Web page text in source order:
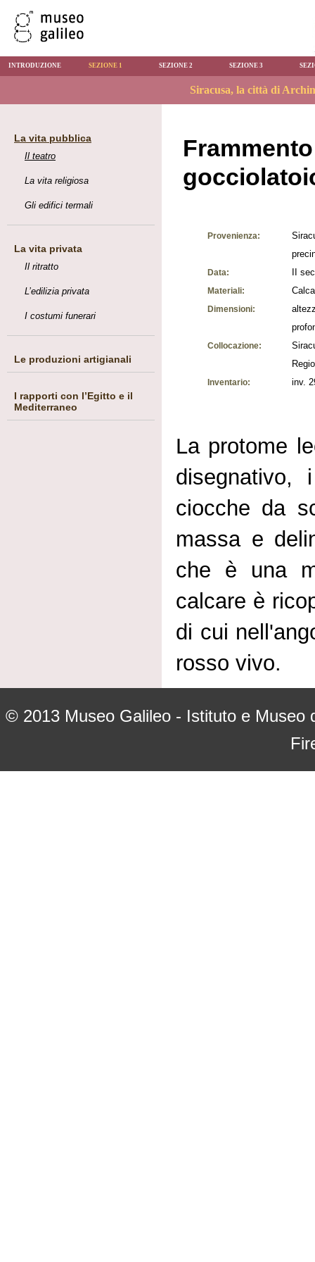
INTRODUZIONE SEZIONE 1 SEZIONE 2 SEZIONE 3
La vita pubblica
Il teatro
La vita religiosa
Gli edifici termali
La vita privata
Il ritratto
L’edilizia privata
I costumi funerari
Le produzioni artigianali
I rapporti con l’Egitto e il
Mediterraneo
Provenienza:
Data: II
Materiali:
Dimensioni:
Collocazione:
Inventario: inv.
La protome
ciocche da
massa e
che è una
calcare è
di cui
rosso vivo.
© 2013 Museo Galileo - Istituto e Museo